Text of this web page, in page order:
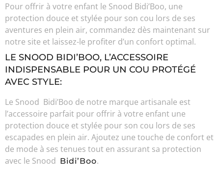
Pour offrir à votre enfant le Snood Bidi’Boo, une
protection douce et stylée pour son cou lors de ses
aventures en plein air, commandez dès maintenant sur
notre site et laissez-le profiter d’un confort optimal.
LE SNOOD BIDI’BOO, L’ACCESSOIRE
INDISPENSABLE POUR UN COU PROTÉGÉ
AVEC STYLE:
Le Snood Bidi’Boo de notre marque artisanale est
l’accessoire parfait pour offrir à votre enfant une
protection douce et stylée pour son cou lors de ses
escapades en plein air. Ajoutez une touche de confort et
de mode à ses tenues tout en assurant sa protection
avec le Snood Bidi’Boo.